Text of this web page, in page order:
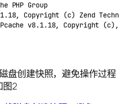
PHP Group
Copyright (c) Zend
v8.1.18, Copyright (c),
盘创建快照，避免操作过程
图2